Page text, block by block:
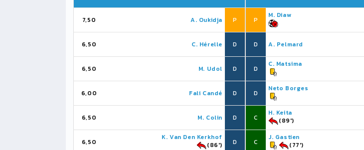
7,50 A. Oukidja P
6,50 C. Hérelle D
6,50 M. Udol D
6,00 Fali Candé D
6,50 M. Colin D
6,50
K. Van Den Kerkhof
(86')
D
P
M. Diaw
D A. Pelmard
D
C. Matsima
D
Neto Borges
C
H. Keita
(89')
C
J. Gastien
(77')